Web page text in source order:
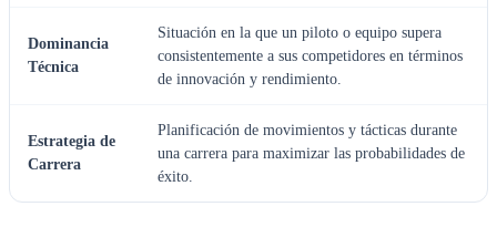
Dominancia
Técnica
Situación en la que un piloto o equipo supera
consistentemente a sus competidores en términos
de innovación y rendimiento.
Estrategia de
Carrera
Planificación de movimientos y tácticas durante
una carrera para maximizar las probabilidades de
éxito.